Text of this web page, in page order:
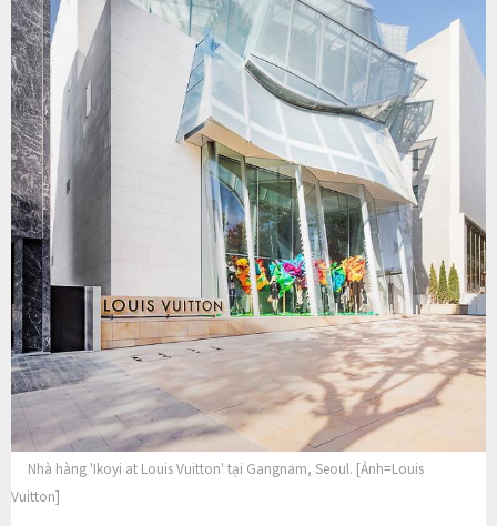
Nhà hàng 'Ikoyi at Louis Vuitton' tại Gangnam, Seoul. [Ảnh=Louis
Vuitton]